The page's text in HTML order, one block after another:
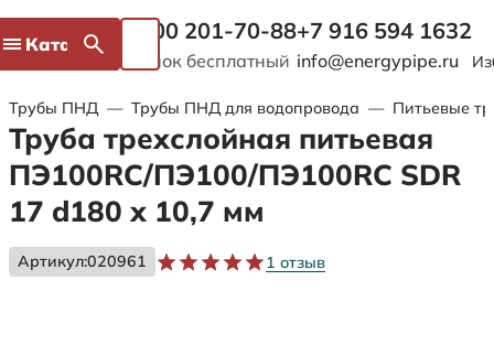
Каталог 8 800 201-70-88
Звонок бесплатный
+7 916 594 1632
info@energypipe.ru
Трубы ПНД — Трубы ПНД для водопровода — Питьевые
Труба трехслойная питьевая
ПЭ100RC/ПЭ100/ПЭ100RC SDR
17 d180 х 10,7 мм
Артикул:020961 1 отзыв